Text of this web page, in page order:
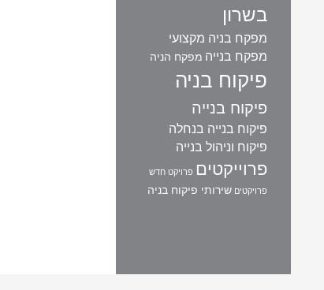
בשרון
מפקח בניה מקצועי
מפקח בנייה מפקח הניה
פיקוח בניה
פיקוח בנייה
פיקוח בנייה בנחלה
פיקוח וניהול בנייה
פרוייקטים פרויקט חדש
פרויקטים שירותי פיקוח בניה